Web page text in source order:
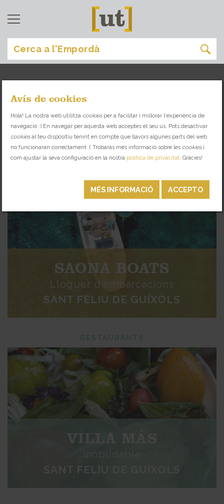
[ sant feliu de guíxols ]
TROBA EL LLOC IDEAL PER A CADA OCASIÓ
SAONA BOATS
Lloguer d'embarcacions
SANT FELIU DE GUÍXOLS
VILLA MÁS
Inoblidable
SANT FELIU DE GUÍXOLS
ACCEPTO
MÉS INFORMACIÓ
Avís de cookies
Hola! La nostra web utilitza cookiesper a facilitar i millorar l'experiència de
navegació :) En navegar per aquesta web acceptes el seu ús. Pots desactivar
cookiesal teu dispositiu tenint en compte que llavors algunes parts del web
no funcionaran correctament :( Trobaràs més informació sobre les cookiesi
com ajustar la seva configuració en la nostra política de privacitat . Gràcies!